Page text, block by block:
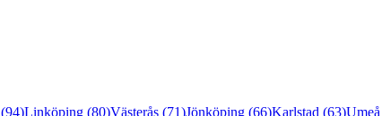
(94)Linköping (80)Västerås (71)Jönköping (66)Karlstad (63)Umeå